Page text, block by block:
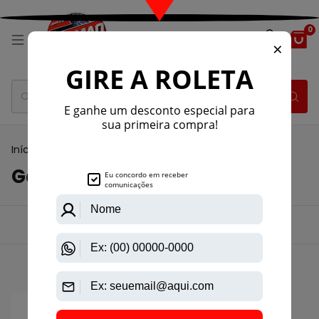
0
Início
Galoneira Convencional
Filtrar Ordenar por:
Mais vendidos